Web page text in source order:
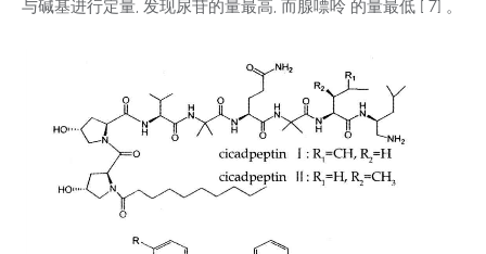
与碱基进行定量, 发现尿苷的量最高, 而腺嘌呤 的量最低 [ 7] 。